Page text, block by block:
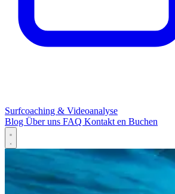
Surfcoaching & Videoanalyse
Blog Über uns FAQ Kontakten Buchen